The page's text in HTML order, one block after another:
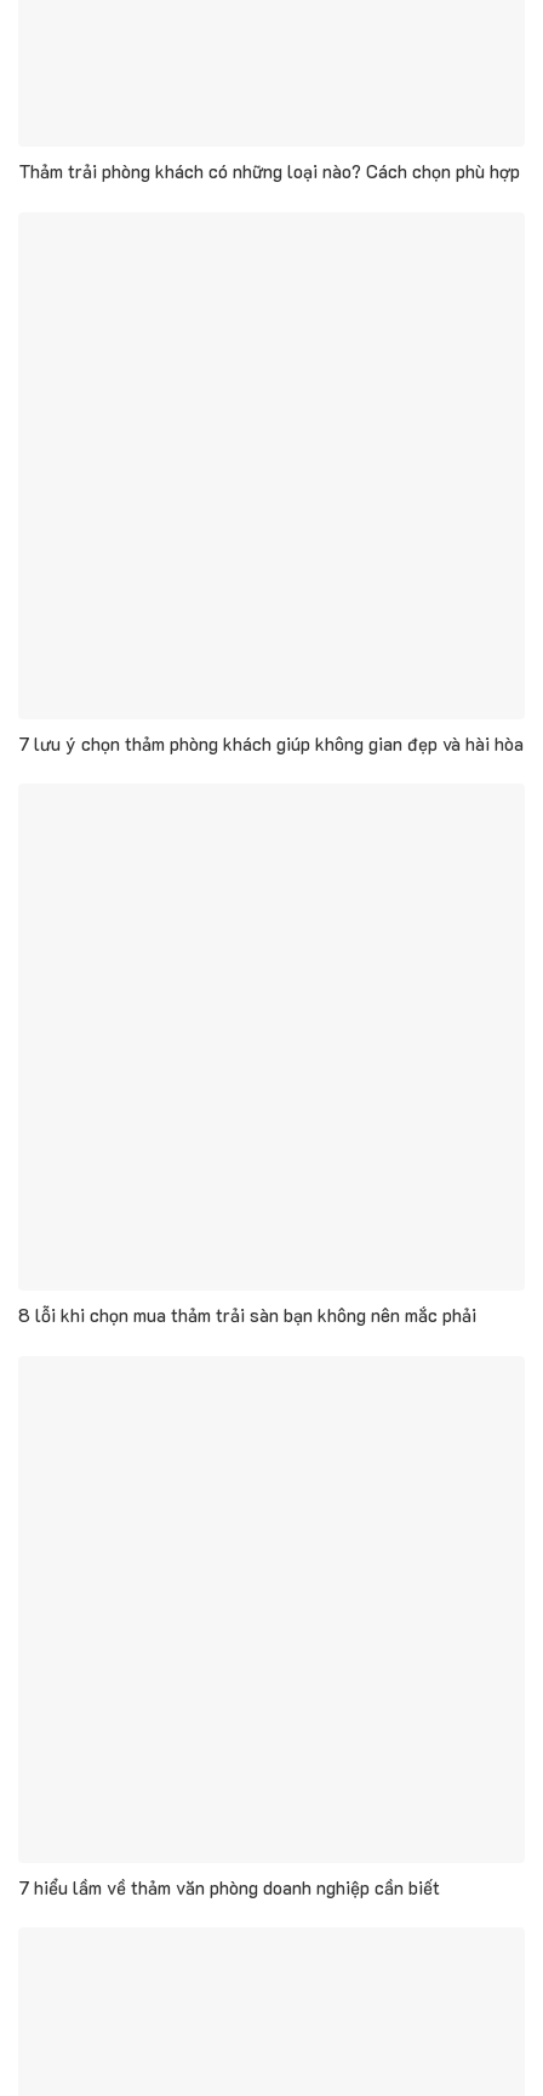
Thảm trải phòng khách có những loại nào? Cách chọn phù hợp
7 lưu ý chọn thảm phòng khách giúp không gian đẹp và hài hòa
8 lỗi khi chọn mua thảm trải sàn bạn không nên mắc phải
7 hiểu lầm về thảm văn phòng doanh nghiệp cần biết